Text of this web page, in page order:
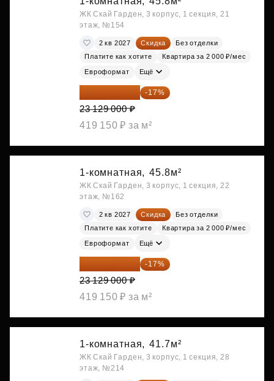
ЖК Скай Гарден, 3 корпус, 1 секция, 21
этаж, №154
2 кв 2027 Скидка
Без отделки
Платите как хотите
Квартира за 2 000 ₽/мес
Евроформат Ещё
19 197 070 ₽ -17%
23 129 000 ₽
419 150 ₽ за м²
1-комнатная, 45.8м²
ЖК Скай Гарден, 3 корпус, 1 секция, 22
этаж, №162
2 кв 2027 Скидка
Без отделки
Платите как хотите
Квартира за 2 000 ₽/мес
Евроформат Ещё
19 197 070 ₽ -17%
23 129 000 ₽
419 150 ₽ за м²
1-комнатная, 41.7м²
ЖК Скай Гарден, 3 корпус, 1 секция, 28
этаж, №214